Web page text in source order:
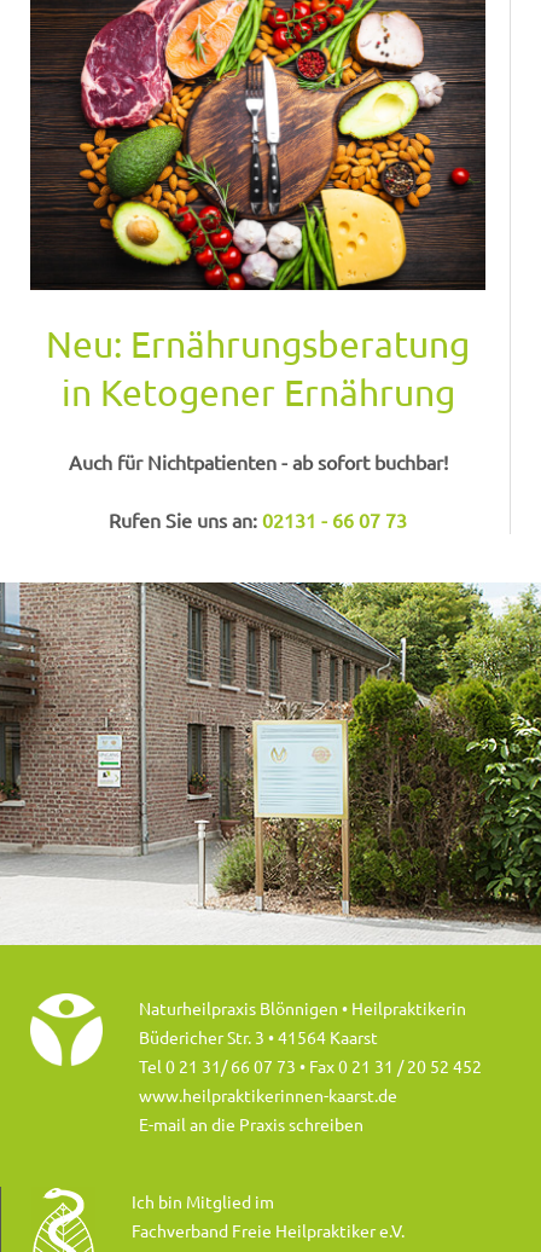
Neu: Ernährungsberatung
in Ketogener Ernährung
Auch für Nichtpatienten - ab sofort buchbar!
Rufen Sie uns an: 02131 - 66 07 73
Naturheilpraxis Blönnigen • Heilpraktikerin
Büdericher Str. 3 • 41564 Kaarst
Tel 0 21 31/ 66 07 73 • Fax 0 21 31 / 20 52 452
www.heilpraktikerinnen-kaarst.de
E-mail an die Praxis schreiben
Ich bin Mitglied im
Fachverband Freie Heilpraktiker e.V.